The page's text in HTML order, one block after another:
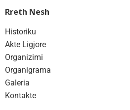
Rreth Nesh
Historiku
Akte Ligjore
Organizimi
Organigrama
Galeria
Kontakte